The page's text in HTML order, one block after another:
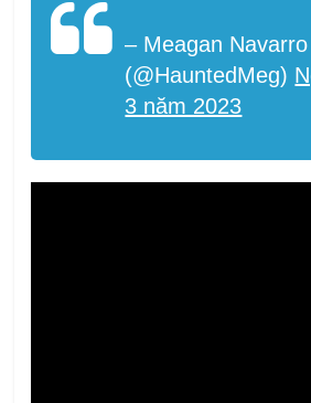
– Meagan Navarro
(@HauntedMeg)
3 năm 2023